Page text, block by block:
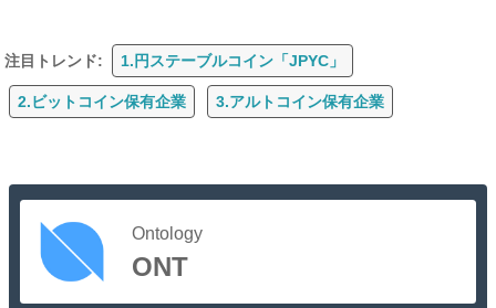
注目トレンド: 1.円ステーブルコイン「JPYC」
2.ビットコイン保有企業 3.アルトコイン保有企業
Ontology
ONT